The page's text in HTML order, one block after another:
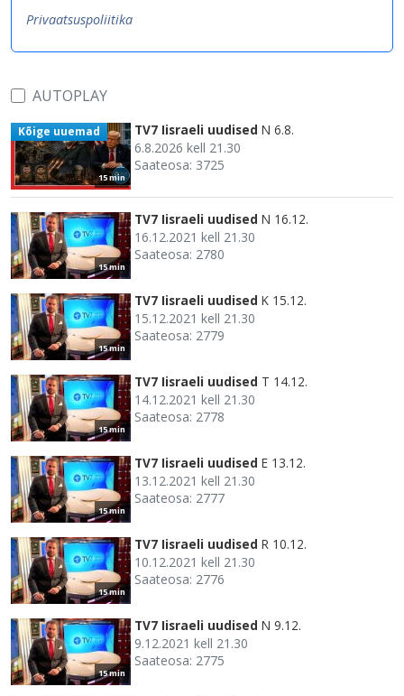
Privaatsuspoliitika
AUTOPLAY
15 min
Kõige uuemad TV7 Iisraeli uudised N 6.8.
6.8.2026 kell 21.30
Saateosa: 3725
15 min
TV7 Iisraeli uudised N 16.12.
16.12.2021 kell 21.30
Saateosa: 2780
15 min
TV7 Iisraeli uudised K 15.12.
15.12.2021 kell 21.30
Saateosa: 2779
15 min
TV7 Iisraeli uudised T 14.12.
14.12.2021 kell 21.30
Saateosa: 2778
15 min
TV7 Iisraeli uudised E 13.12.
13.12.2021 kell 21.30
Saateosa: 2777
15 min
TV7 Iisraeli uudised R 10.12.
10.12.2021 kell 21.30
Saateosa: 2776
15 min
TV7 Iisraeli uudised N 9.12.
9.12.2021 kell 21.30
Saateosa: 2775